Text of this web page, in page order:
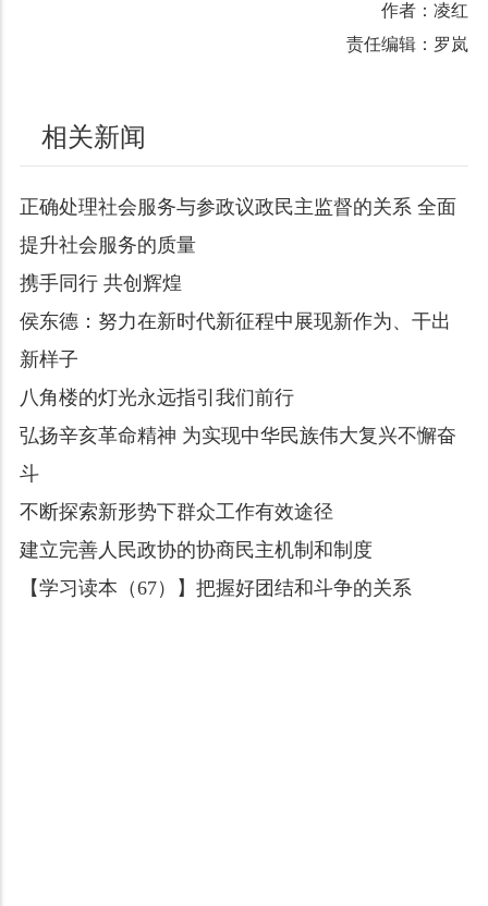
作者：凌红
责任编辑：罗岚
相关新闻
正确处理社会服务与参政议政民主监督的关系 全面
提升社会服务的质量
携手同行 共创辉煌
侯东德：努力在新时代新征程中展现新作为、干出
新样子
八角楼的灯光永远指引我们前行
弘扬辛亥革命精神 为实现中华民族伟大复兴不懈奋
斗
不断探索新形势下群众工作有效途径
建立完善人民政协的协商民主机制和制度
【学习读本（67）】把握好团结和斗争的关系